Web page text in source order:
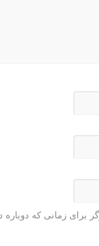
برای زمانی که